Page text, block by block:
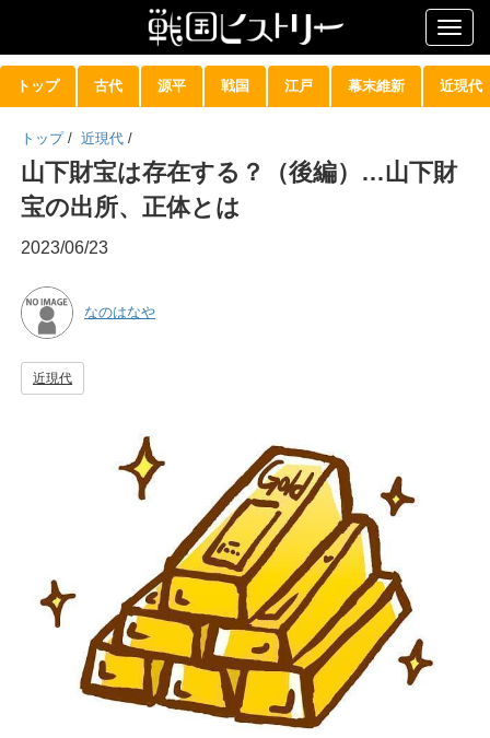
トップ 古代 源平 戦国 江戸 幕末維新 近現代
トップ / 近現代 /
山下財宝は存在する？（後編）…山下財
宝の出所、正体とは
2023/06/23
なのはなや
近現代